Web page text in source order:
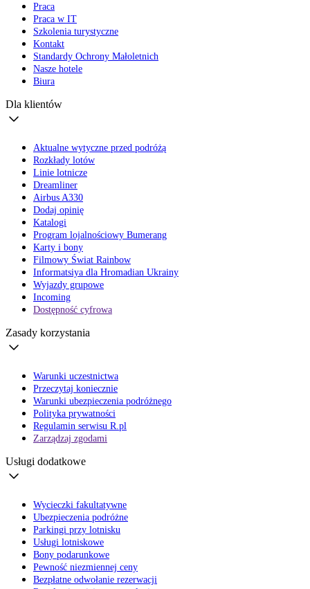
Praca
Praca w IT
Szkolenia turystyczne
Kontakt
Standardy Ochrony Małoletnich
Nasze hotele
Biura
Dla klientów
Aktualne wytyczne przed podróżą
Rozkłady lotów
Linie lotnicze
Dreamliner
Airbus A330
Dodaj opinię
Katalogi
Program lojalnościowy Bumerang
Karty i bony
Filmowy Świat Rainbow
Informatsiya dla Hromadian Ukrainy
Wyjazdy grupowe
Incoming
Dostępność cyfrowa
Zasady korzystania
Warunki uczestnictwa
Przeczytaj koniecznie
Warunki ubezpieczenia podróżnego
Polityka prywatności
Regulamin serwisu R.pl
Zarządzaj zgodami
Usługi dodatkowe
Wycieczki fakultatywne
Ubezpieczenia podróżne
Parkingi przy lotnisku
Usługi lotniskowe
Bony podarunkowe
Pewność niezmiennej ceny
Bezpłatne odwołanie rezerwacji